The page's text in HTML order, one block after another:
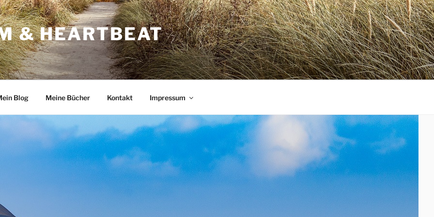
& HEARTBEAT
Blog Meine Bücher Kontakt Impressum